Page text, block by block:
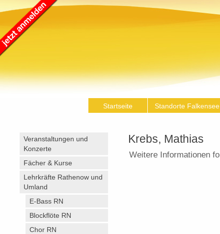
Startseite Standorte
Veranstaltungen und
Konzerte
Fächer & Kurse
Lehrkräfte Rathenow und
Umland
E-Bass RN
Blockflöte RN
Chor RN
Krebs, Mathias
Weitere Informationen